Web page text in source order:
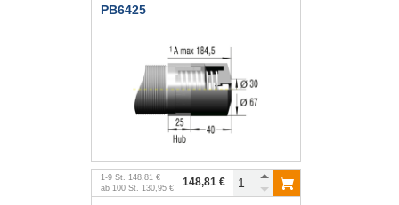
PB6425
1 -9 St. 148,81 €
ab 100 St. 130,95 € 148,81 €